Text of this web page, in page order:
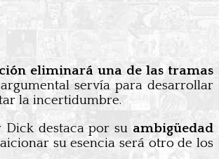
eliminará una de las tramas
servía para desarrollar
la incertidumbre.
Dick destaca por su ambigüedad
su esencia será otro de los